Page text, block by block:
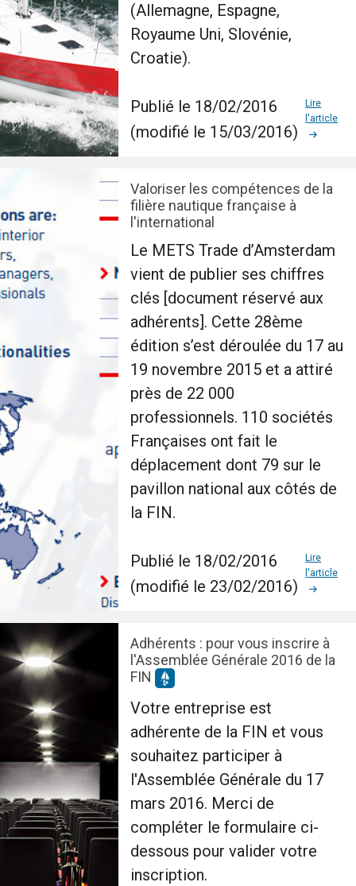
(Allemagne, Espagne,
Royaume Uni, Slovénie,
Croatie).
Publié le 18/02/2016
(modifié le 15/03/2016)
Lire
l'article
Valoriser les compétences de la
filière nautique française à
l'international
Le METS Trade d’Amsterdam
vient de publier ses chiffres
clés [document réservé aux
adhérents]. Cette 28ème
édition s’est déroulée du 17 au
19 novembre 2015 et a attiré
près de 22 000
professionnels. 110 sociétés
Françaises ont fait le
déplacement dont 79 sur le
pavillon national aux côtés de
la FIN.
Publié le 18/02/2016
(modifié le 23/02/2016)
Lire
l'article
Adhérents : pour vous inscrire à
l'Assemblée Générale 2016 de la
FIN
Votre entreprise est
adhérente de la FIN et vous
souhaitez participer à
l'Assemblée Générale du 17
mars 2016. Merci de
compléter le formulaire ci-
dessous pour valider votre
inscription.